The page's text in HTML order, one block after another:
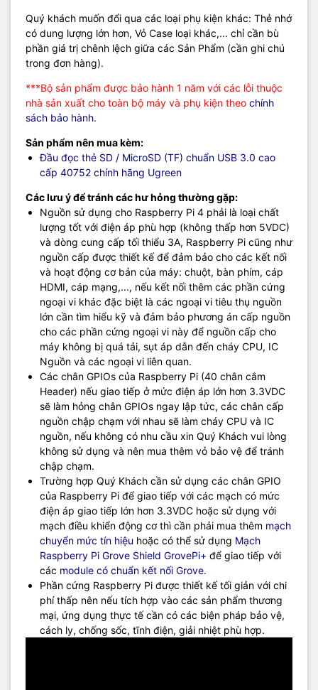
Quý khách muốn đổi qua các loại phụ kiện khác: Thẻ nhớ
có dung lượng lớn hơn, Vỏ Case loại khác,... chỉ cần bù
phần giá trị chênh lệch giữa các Sản Phẩm (cần ghi chú
trong đơn hàng).
***Bộ sản phẩm được bảo hành 1 năm với các lỗi thuộc
nhà sản xuất cho toàn bộ máy và phụ kiện theo chính
sách bảo hành.
Sản phẩm nên mua kèm:
Đầu đọc thẻ SD / MicroSD (TF) chuẩn USB 3.0 cao
cấp 40752 chính hãng Ugreen
Các lưu ý để tránh các hư hỏng thường gặp:
Nguồn sử dụng cho Raspberry Pi 4 phải là loại chất
lượng tốt với điện áp phù hợp (không thấp hơn 5VDC)
và dòng cung cấp tối thiểu 3A, Raspberry Pi cũng như
nguồn cấp được thiết kế để đảm bảo cho các kết nối
và hoạt động cơ bản của máy: chuột, bàn phím, cáp
HDMI, cáp mạng,..., nếu kết nối thêm các phần cứng
ngoại vi khác đặc biệt là các ngoại vi tiêu thụ nguồn
lớn cần tìm hiểu kỹ và đảm bảo phương án cấp nguồn
cho các phần cứng ngoại vi này để nguồn cấp cho
máy không bị quá tải, sụt áp dẫn đến cháy CPU, IC
Nguồn và các ngoại vi liên quan.
Các chân GPIOs của Raspberry Pi (40 chân cắm
Header) nếu giao tiếp ở mức điện áp lớn hơn 3.3VDC
sẽ làm hỏng chân GPIOs ngay lập tức, các chân cấp
nguồn chập chạm với nhau sẽ làm cháy CPU và IC
nguồn, nếu không có nhu cầu xin Quý Khách vui lòng
không sử dụng và nên mua thêm vỏ bảo vệ để tránh
chập chạm.
Trường hợp Quý Khách cần sử dụng các chân GPIO
của Raspberry Pi để giao tiếp với các mạch có mức
điện áp giao tiếp lớn hơn 3.3VDC hoặc sử dụng với
mạch điều khiển động cơ thì cần phải mua thêm mạch
chuyển mức tín hiệu hoặc có thể sử dụng Mạch
Raspberry Pi Grove Shield GrovePi+ để giao tiếp với
các module có chuẩn kết nối Grove.
Phần cứng Raspberry Pi được thiết kế tối giản với chi
phí thấp nên nếu tích hợp vào các sản phẩm thương
mại, ứng dụng thực tế cần có các biện pháp bảo vệ,
cách ly, chống sốc, tĩnh điện, giải nhiệt phù hợp.
Giấy chứng nhận chất lượng và xuất xứ COC (Certificate of
Conformity) từ nhà Sản xuấtRaspberry Pi Element14 (Made in UK)
cấp cho Hshop.vn: